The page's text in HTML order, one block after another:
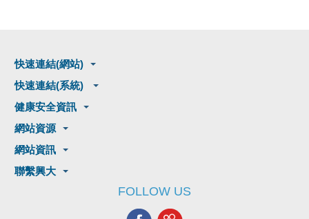
快速連結(網站)
快速連結(系統)
健康安全資訊
網站資源
網站資訊
聯繫興大
FOLLOW US